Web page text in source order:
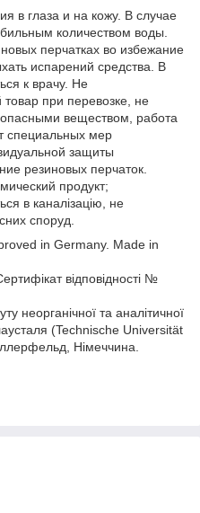
в глаза и на кожу. В случае
количеством воды.
перчатках во избежание
испарений средства. В
к врачу. Не
при перевозке, не
веществом, работа
специальных мер
защиты
резиновых перчаток.
продукт;
в каналізацію, не
споруд.
in Germany. Made in
відповідності №
неорганічної та аналітичної
(Technische Universität
Німеччина.